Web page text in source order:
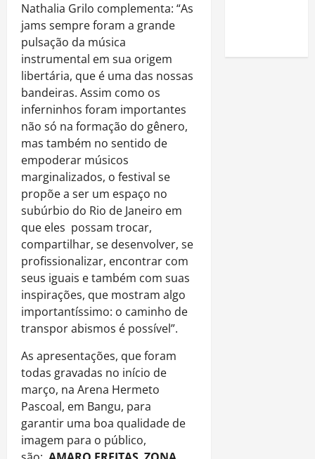
Nathalia Grilo complementa: “As
jams sempre foram a grande
pulsação da música
instrumental em sua origem
libertária, que é uma das nossas
bandeiras. Assim como os
inferninhos foram importantes
não só na formação do gênero,
mas também no sentido de
empoderar músicos
marginalizados, o festival se
propõe a ser um espaço no
subúrbio do Rio de Janeiro em
que eles possam trocar,
compartilhar, se desenvolver, se
profissionalizar, encontrar com
seus iguais e também com suas
inspirações, que mostram algo
importantíssimo: o caminho de
transpor abismos é possível”.
As apresentações, que foram
todas gravadas no início de
março, na Arena Hermeto
Pascoal, em Bangu, para
garantir uma boa qualidade de
imagem para o público,